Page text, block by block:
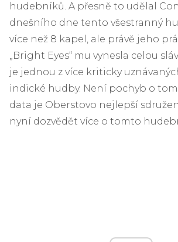
hudebníků. A přesně to udělal
dnešního dne tento všestranný
více než 8 kapel, ale právě jeho
„Bright Eyes“ mu vynesla celou
je jednou z více kriticky
indické hudby. Není pochyb o
data je Oberstovo nejlepší
nyní dozvědět více o tomto